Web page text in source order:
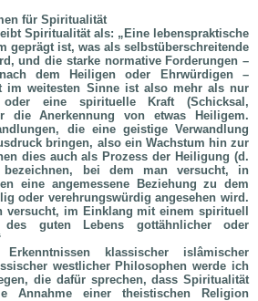
für Spiritualität
Spiritualität als: „Eine lebenspraktische
geprägt ist, was als selbstüberschreitende
und die starke normative Forderungen –
dem Heiligen oder Ehrwürdigen –
im weitesten Sinne ist also mehr als nur
eine spirituelle Kraft (Schicksal,
die Anerkennung von etwas Heiligem.
die eine geistige Verwandlung
bringen, also ein Wachstum hin zur
dies auch als Prozess der Heiligung (d.
bezeichnen, bei dem man versucht, in
eine angemessene Beziehung zu dem
oder verehrungswürdig angesehen wird.
versucht, im Einklang mit einem spirituell
des guten Lebens gottähnlicher oder
klassischer islâmischer
westlicher Philosophen werde ich
die dafür sprechen, dass Spiritualität
Annahme einer theistischen Religion